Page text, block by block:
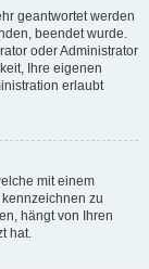
geantwortet werden
beendet wurde.
oder Administrator
Ihre eigenen
erlaubt
mit einem
zu
hängt von Ihren
hat.